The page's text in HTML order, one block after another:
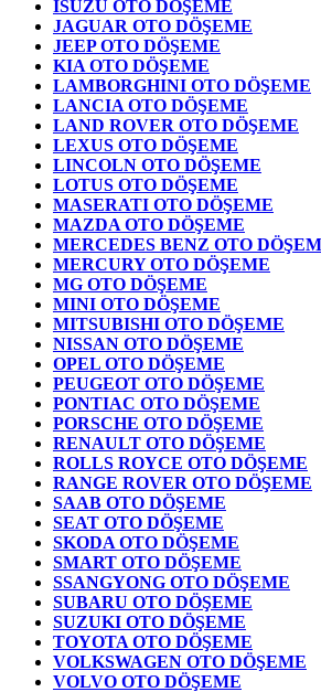
ISUZU OTO DÖŞEME
JAGUAR OTO DÖŞEME
JEEP OTO DÖŞEME
KIA OTO DÖŞEME
LAMBORGHINI OTO DÖŞEME
LANCIA OTO DÖŞEME
LAND ROVER OTO DÖŞEME
LEXUS OTO DÖŞEME
LINCOLN OTO DÖŞEME
LOTUS OTO DÖŞEME
MASERATI OTO DÖŞEME
MAZDA OTO DÖŞEME
MERCEDES BENZ OTO
MERCURY OTO DÖŞEME
MG OTO DÖŞEME
MINI OTO DÖŞEME
MITSUBISHI OTO DÖŞEME
NISSAN OTO DÖŞEME
OPEL OTO DÖŞEME
PEUGEOT OTO DÖŞEME
PONTIAC OTO DÖŞEME
PORSCHE OTO DÖŞEME
RENAULT OTO DÖŞEME
ROLLS ROYCE OTO DÖŞEME
RANGE ROVER OTO DÖŞEME
SAAB OTO DÖŞEME
SEAT OTO DÖŞEME
SKODA OTO DÖŞEME
SMART OTO DÖŞEME
SSANGYONG OTO DÖŞEME
SUBARU OTO DÖŞEME
SUZUKI OTO DÖŞEME
TOYOTA OTO DÖŞEME
VOLKSWAGEN OTO DÖŞEME
VOLVO OTO DÖŞEME